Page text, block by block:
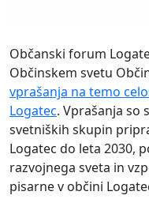
Občanski forum
Občinskem svetu
vprašanja na temo
Logatec. Vprašanja so
svetniških skupin
Logatec do leta 2030,
razvojnega sveta in
pisarne v občini